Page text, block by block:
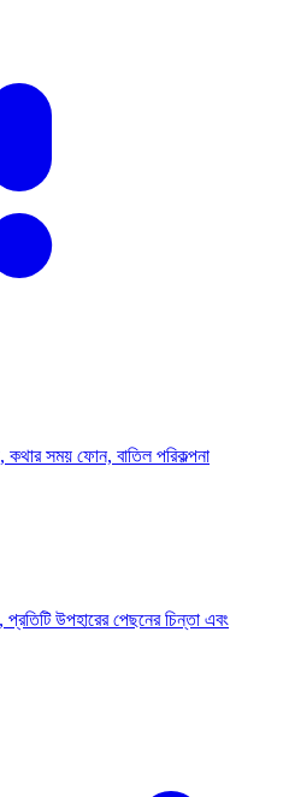
কথার সময় ফোন, বাতিল পরিকল্পনা
উপহারের পেছনের চিন্তা এবং